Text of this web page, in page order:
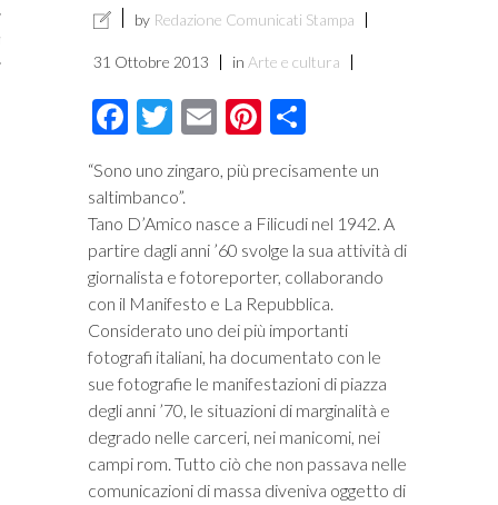
per i publishers
by Redazione Comunicati Stampa
31 Ottobre 2013 in Arte e cultura
Facebook
Twitter
EmailPinterest
“Sono uno zingaro, più precisamente un
saltimbanco”.
Tano D’Amico nasce a Filicudi nel 1942. A
partire dagli anni ’60 svolge la sua attività di
giornalista e fotoreporter, collaborando
con il Manifesto e La Repubblica.
Considerato uno dei più importanti
fotografi italiani, ha documentato con le
sue fotografie le manifestazioni di piazza
degli anni ’70, le situazioni di marginalità e
degrado nelle carceri, nei manicomi, nei
campi rom. Tutto ciò che non passava nelle
comunicazioni di massa diveniva oggetto di